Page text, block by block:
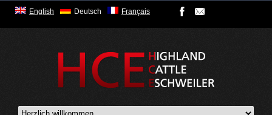
English Deutsch Français